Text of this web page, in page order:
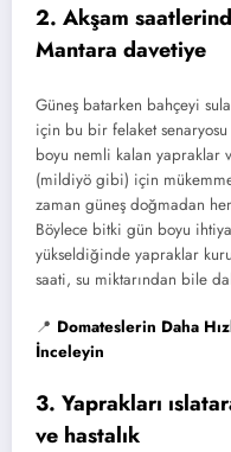
2. Akşam
Mantara davetiye
Güneş batarken bahçeyi
için bu bir felaket
boyu nemli kalan yapraklar
(mildiyö gibi) için
zaman güneş doğmadan
Böylece bitki gün boyu
yükseldiğinde yapraklar
saati, su miktarından bile
📍 Domateslerin Daha
İnceleyin
3. Yaprakları
ve hastalık